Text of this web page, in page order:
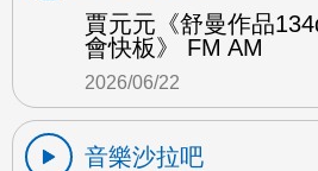
賈元元《舒曼作品
會快板》 FM AM
2026/06/22
音樂沙拉吧